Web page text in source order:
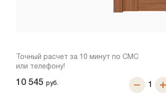
Точный расчет за 10 минут по СМС
или телефону!
10 545 руб.